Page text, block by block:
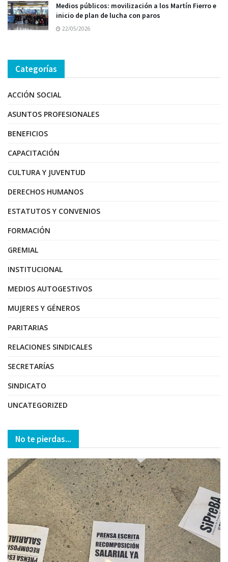
Medios públicos: movilización a los Martín Fierro e
inicio de plan de lucha con paros
22/05/2026
Categorías
ACCIÓN SOCIAL
ASUNTOS PROFESIONALES
BENEFICIOS
CAPACITACIÓN
CULTURA Y JUVENTUD
DERECHOS HUMANOS
ESTATUTOS Y CONVENIOS
FORMACIÓN
GREMIAL
INSTITUCIONAL
MEDIOS AUTOGESTIVOS
MUJERES Y GÉNEROS
PARITARIAS
RELACIONES SINDICALES
SECRETARÍAS
SINDICATO
UNCATEGORIZED
No te pierdas...